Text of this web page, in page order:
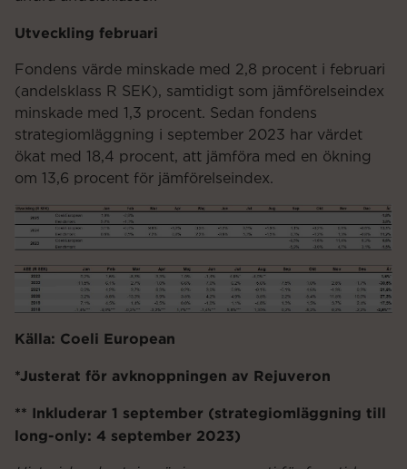
Utveckling februari
Fondens värde minskade med 2,8 procent i februari
(andelsklass R SEK), samtidigt som jämförelseindex
minskade med 1,3 procent. Sedan fondens
strategiomläggning i september 2023 har värdet
ökat med 18,4 procent, att jämföra med en ökning
om 13,6 procent för jämförelseindex.
Källa: Coeli European
*Justerat för avknoppningen av Rejuveron
** Inkluderar 1 september (strategiomläggning till
long-only: 4 september 2023)